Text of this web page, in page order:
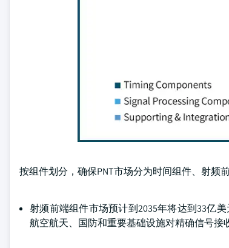
按组件划分，确保PNT市场分为时间组件、射频
射频前端组件市场预计到2035年将达到33亿
航空航天、国防和重要基础设施对精确信号接